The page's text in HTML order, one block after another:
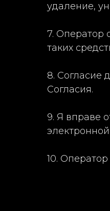
удаление,
7. Оператор
таких
8. Согласие
Согласия.
9. Я вправе
10.